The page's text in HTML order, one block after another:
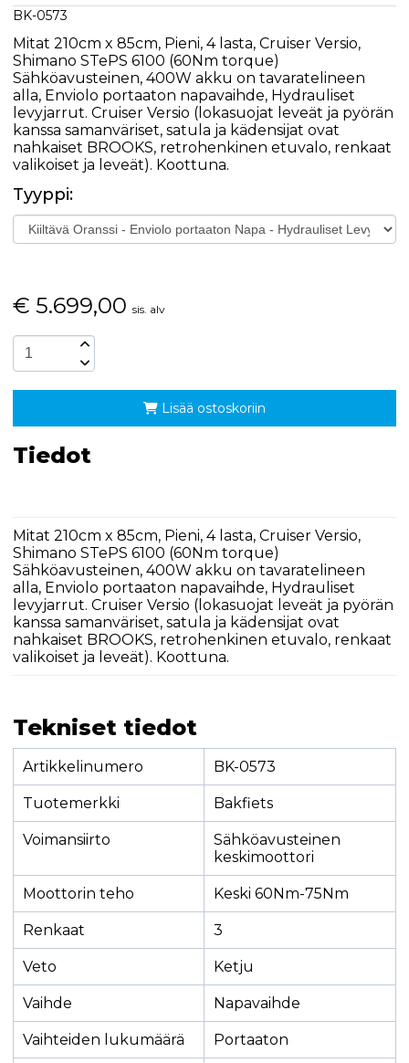
BK-0573
Mitat 210cm x 85cm, Pieni, 4 lasta, Cruiser Versio,
Shimano STePS 6100 (60Nm torque)
Sähköavusteinen, 400W akku on tavaratelineen
alla, Enviolo portaaton napavaihde, Hydrauliset
levyjarrut. Cruiser Versio (lokasuojat leveät ja pyörän
kanssa samanväriset, satula ja kädensijat ovat
nahkaiset BROOKS, retrohenkinen etuvalo, renkaat
valikoiset ja leveät). Koottuna.
Tyyppi:
€ 5.699,00 sis. alv
Lisää ostoskoriin
Tiedot
Mitat 210cm x 85cm, Pieni, 4 lasta, Cruiser Versio,
Shimano STePS 6100 (60Nm torque)
Sähköavusteinen, 400W akku on tavaratelineen
alla, Enviolo portaaton napavaihde, Hydrauliset
levyjarrut. Cruiser Versio (lokasuojat leveät ja pyörän
kanssa samanväriset, satula ja kädensijat ovat
nahkaiset BROOKS, retrohenkinen etuvalo, renkaat
valikoiset ja leveät). Koottuna.
Tekniset tiedot
Artikkelinumero BK-0573
Tuotemerkki Bakfiets
Voimansiirto
Sähköavusteinen
keskimoottori
Moottorin teho Keski 60Nm-75Nm
Renkaat 3
Veto Ketju
Vaihde Napavaihde
Vaihteiden lukumäärä Portaaton